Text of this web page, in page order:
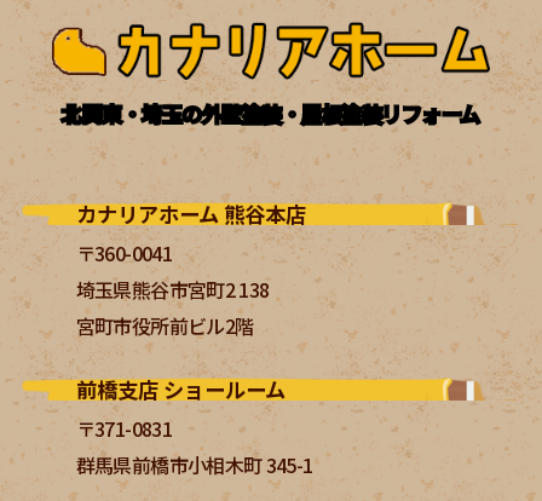
北関東・埼玉の外壁塗装・屋根塗装リフォーム
カナリアホーム 熊谷本店
〒360-0041
埼玉県熊谷市宮町2 138
宮町市役所前ビル2階
前橋支店 ショールーム
〒371-0831
群馬県前橋市小相木町 345-1